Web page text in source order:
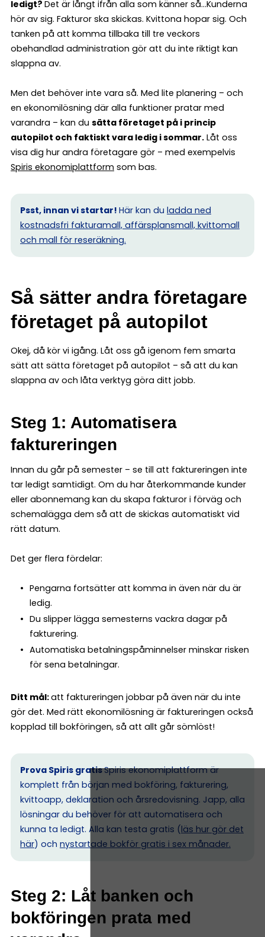
ledigt? Det är långt ifrån alla som känner så…Kunderna
hör av sig. Fakturor ska skickas. Kvittona hopar sig. Och
tanken på att komma tillbaka till tre veckors
obehandlad administration gör att du inte riktigt kan
slappna av.
Men det behöver inte vara så. Med lite planering – och
en ekonomilösning där alla funktioner pratar med
varandra – kan du sätta företaget på i princip
autopilot och faktiskt vara ledig i sommar. Låt oss
visa dig hur andra företagare gör – med exempelvis
Spiris ekonomiplattform som bas.
Psst, innan vi startar! Här kan du ladda ned
kostnadsfri fakturamall, affärsplansmall, kvittomall
och mall för reseräkning.
Så sätter andra företagare
företaget på autopilot
Okej, då kör vi igång. Låt oss gå igenom fem smarta
sätt att sätta företaget på autopilot – så att du kan
slappna av och låta verktyg göra ditt jobb.
Steg 1: Automatisera
faktureringen
Innan du går på semester – se till att faktureringen inte
tar ledigt samtidigt. Om du har återkommande kunder
eller abonnemang kan du skapa fakturor i förväg och
schemalägga dem så att de skickas automatiskt vid
rätt datum.
Det ger flera fördelar:
Pengarna fortsätter att komma in även när du är
ledig.
Du slipper lägga semesterns vackra dagar på
fakturering.
Automatiska betalningspåminnelser minskar risken
för sena betalningar.
Ditt mål:att faktureringen jobbar på även när du inte
gör det. Med rätt ekonomilösning är faktureringen också
kopplad till bokföringen, så att allt går sömlöst!
Prova Spiris gratisSpiris ekonomiplattform är
komplett från början med bokföring, fakturering,
kvittoapp, deklaration och årsredovisning. Japp, alla
lösningar du behöver för att automatisera och
kunna ta ledigt. Alla kan testa gratis (läs hur gör det
här) och nystartade bokför gratis i sex månader.
Steg 2: Låt banken och
bokföringen prata med